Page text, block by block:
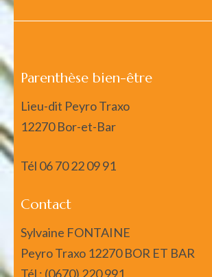
Parenthèse bien-être
Lieu-dit Peyro Traxo
12270 Bor-et-Bar
Tél 06 70 22 09 91
Contact
Sylvaine FONTAINE
Peyro Traxo 12270 BOR ET BAR
Tél : (0670) 220 991